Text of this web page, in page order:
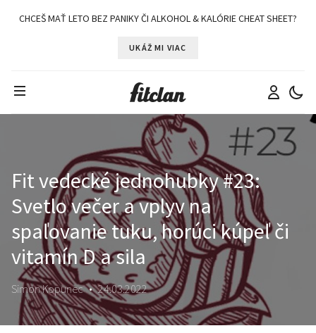
CHCEŠ MAŤ LETO BEZ PANIKY ČI ALKOHOL & KALÓRIE CHEAT SHEET?
UKÁŽ MI VIAC
Fit vedecké jednohubky #23:
Svetlo večer a vplyv na
spaľovanie tuku, horúci kúpeľ či
vitamín D a sila
Simon Kopunec • 24.03.2022